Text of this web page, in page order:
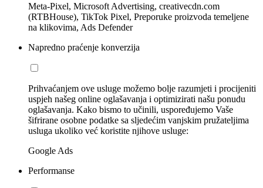
Meta-Pixel, Microsoft Advertising, creativecdn.com
(RTBHouse), TikTok Pixel, Preporuke proizvoda temeljene
na klikovima, Ads Defender
Napredno praćenje konverzija
Prihvaćanjem ove usluge možemo bolje razumjeti i procijeniti
uspjeh našeg online oglašavanja i optimizirati našu ponudu
oglašavanja. Kako bismo to učinili, uspoređujemo Vaše
šifrirane osobne podatke sa sljedećim vanjskim pružateljima
usluga ukoliko već koristite njihove usluge:
Google Ads
Performanse